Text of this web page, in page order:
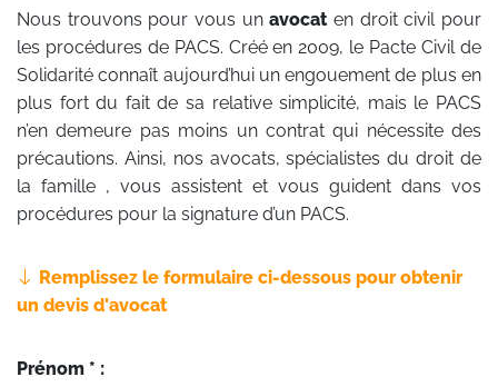
Nous trouvons pour vous unavocaten droit civil pour
les procédures de PACS. Créé en 2009, le Pacte Civil de
Solidarité connaît aujourd’hui un engouement de plus en
plus fort du fait de sa relative simplicité, mais le PACS
n’en demeure pas moins un contrat qui nécessite des
précautions. Ainsi, nos avocats, spécialistes du droit de
la famille , vous assistent et vous guident dans vos
procédures pour la signature d’un PACS.
Remplissez le formulaire ci-dessous pour obtenir
un devis d'avocat
Prénom * :